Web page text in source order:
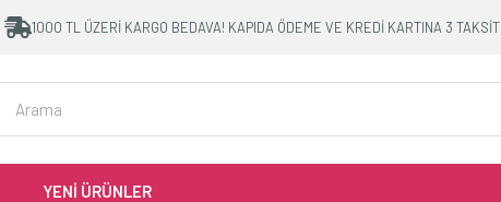
1000 TL ÜZERİ KARGO BEDAVA! KAPIDA ÖDEME VE KREDİ KARTINA 3 TAKSİT
YENİ ÜRÜNLER